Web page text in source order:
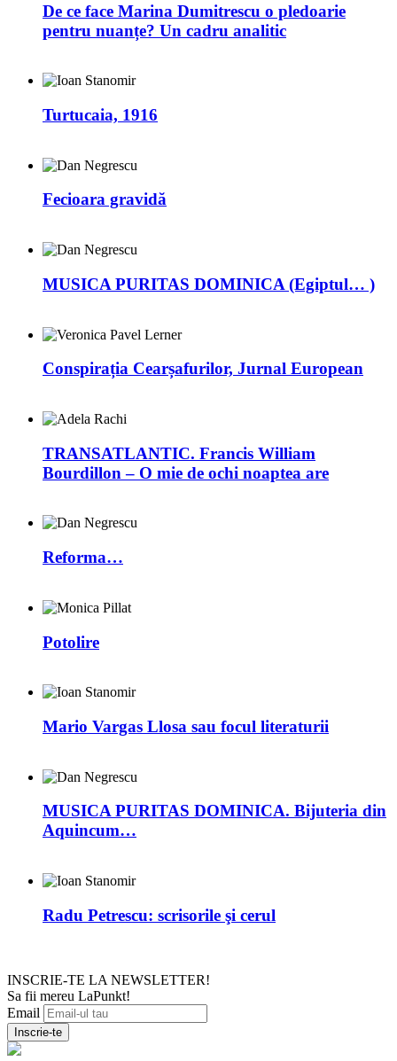
De ce face Marina Dumitrescu o pledoarie
pentru nuanțe? Un cadru analitic
Turtucaia, 1916
Fecioara gravidă
MUSICA PURITAS DOMINICA (Egiptul… )
Conspirația Cearșafurilor, Jurnal European
TRANSATLANTIC. Francis William
Bourdillon – O mie de ochi noaptea are
Reforma…
Potolire
Mario Vargas Llosa sau focul literaturii
MUSICA PURITAS DOMINICA. Bijuteria din
Aquincum…
Radu Petrescu: scrisorile şi cerul
INSCRIE-TE LA NEWSLETTER!
Sa fii mereu LaPunkt!
Email